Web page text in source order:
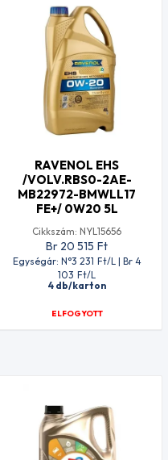
RAVENOL EHS
/VOLV.RBS0-2AE-
MB22972-BMWLL17
FE+/ 0W20 5L
Cikkszám: NYL15656
Br 20 515 Ft
Egységár: N°3 231 Ft/L | Br 4
103 Ft/L
4 db/karton
ELFOGYOTT